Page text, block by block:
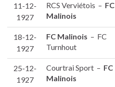
11-12-
1927
RCS Verviétois – FC
Malinois
18-12-
1927
FC Malinois – FC
Turnhout
25-12-
1927
Courtrai Sport – FC
Malinois